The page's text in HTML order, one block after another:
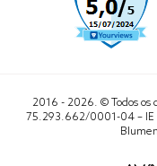
2016 - 2026. © Todos os
75.293.662/0001-04 – IE